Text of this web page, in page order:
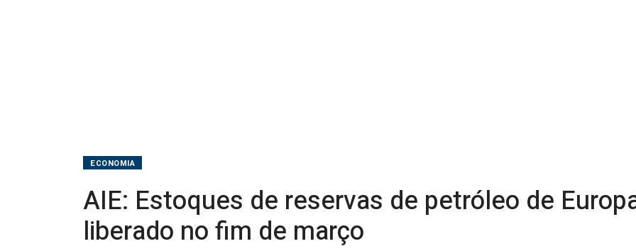
ECONOMIA
AIE: Estoques de reservas de petróleo de
liberado no fim de março